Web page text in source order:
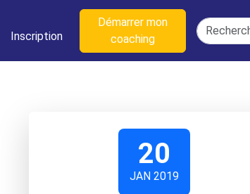
Inscription
Démarrer mon
coaching
Rechercher
20
JAN 2019